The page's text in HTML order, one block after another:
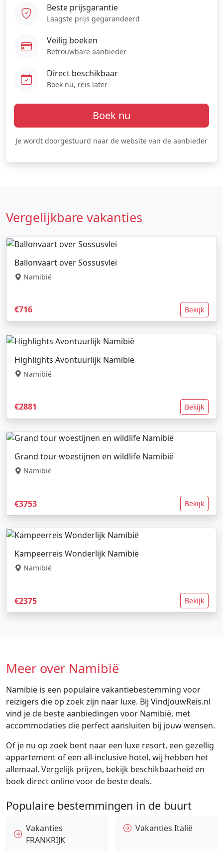
Beste prijsgarantie
Laagste prijs gegarandeerd
Veilig boeken
Betrouwbare aanbieder
Direct beschikbaar
Boek nu, reis later
Boek nu
Je wordt doorgestuurd naar de website van de aanbieder
Vergelijkbare vakanties
Ballonvaart over Sossusvlei
Namibië
€716 Bekijk
Highlights Avontuurlijk Namibië
Namibië
€2881 Bekijk
Grand tour woestijnen en wildlife Namibië
Namibië
€3753 Bekijk
Kampeerreis Wonderlijk Namibië
Namibië
€2375 Bekijk
Meer over Namibië
Namibië is een populaire vakantiebestemming voor
reizigers die op zoek zijn naar luxe. Bij VindJouwReis.nl
vind je de beste aanbiedingen voor Namibië, met
accommodaties die perfect aansluiten bij jouw wensen.
Of je nu op zoek bent naar een luxe resort, een gezellig
appartement of een all-inclusive hotel, wij hebben het
allemaal. Vergelijk prijzen, bekijk beschikbaarheid en
boek direct online voor de beste deals.
Populaire bestemmingen in de buurt
Vakanties
FRANKRIJK
Vakanties Italië